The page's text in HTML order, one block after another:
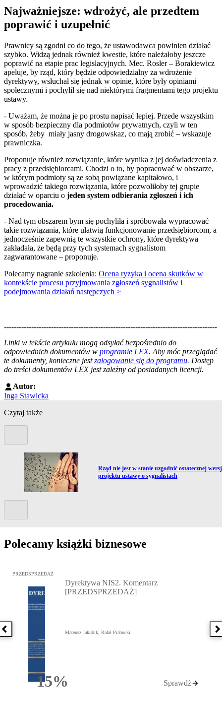
Najważniejsze: wdrożyć, ale przedtem
poprawić i uzupełnić
Prawnicy są zgodni co do tego, że ustawodawca powinien działać
szybko. Widzą jednak również kwestie, które należałoby jeszcze
poprawić na etapie prac legislacyjnych. Mec. Rosler – Borakiewicz
apeluje, by rząd, który będzie odpowiedzialny za wdrożenie
dyrektywy, wsłuchał się jednak w opinie, które były opiniami
społecznymi i pochylił się nad niektórymi fragmentami tego projektu
ustawy.
- Uważam, że można je po prostu napisać lepiej. Przede wszystkim
w sposób bezpieczny dla podmiotów prywatnych, czyli w ten
sposób, żeby miały jasny drogowskaz, co mają zrobić – wskazuje
prawniczka.
Proponuje również rozwiązanie, które wynika z jej doświadczenia z
pracy z przedsiębiorcami. Chodzi o to, by popracować w obszarze,
w którym podmioty są ze sobą powiązane kapitałowo, i
wprowadzić takiego rozwiązania, które pozwoliłoby tej grupie
działać w oparciu o jeden system odbierania zgłoszeń i ich
procedowania.
- Nad tym obszarem bym się pochyliła i spróbowała wypracować
takie rozwiązania, które ułatwią funkcjonowanie przedsiębiorcom, a
jednocześnie zapewnią te wszystkie ochrony, które dyrektywa
zakładała, że będą przy tych systemach sygnalistom
zagwarantowane – proponuje.
Polecamy nagranie szkolenia: Ocena ryzyka i ocena skutków w
kontekście procesu przyjmowania zgłoszeń sygnalistów i
podejmowania działań następczych >
--------------------------------------------------------------------------------------
Linki w tekście artykułu mogą odsyłać bezpośrednio do
odpowiednich dokumentów w programie LEX. Aby móc przeglądać
te dokumenty, konieczne jestzalogowanie się do programu. Dostęp
do treści dokumentów LEX jest zależny od posiadanych licencji.
Autor:
Inga Stawicka
Czytaj także
Przejdź do artykułu:
Rząd nie jest w stanie uzgodnić ostatecznej
projektu ustawy o sygnalistach
Polecamy książki biznesowe
Poprzednia książka
Przejdź do: Dyrektywa NIS2. Komentarz [PRZEDSPRZEDAŻ],
PRZEDSPRZEDAŻ
15%Rabatu
Dyrektywa NIS2. Komentarz
[PRZEDSPRZEDAŻ]
Mateusz Jakubik, Rafał Prabucki
Sprawdź